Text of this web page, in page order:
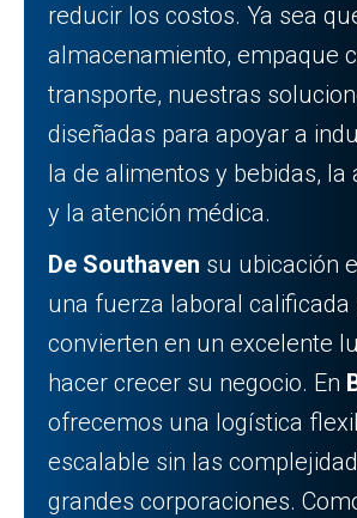
reducir los costos. Ya sea
almacenamiento, empaque
transporte, nuestras
diseñadas para apoyar a
la de alimentos y bebidas, la
y la atención médica.
De Southaven su ubicación
una fuerza laboral calificada
convierten en un excelente
hacer crecer su negocio. En
ofrecemos una logística
escalable sin las
grandes corporaciones.